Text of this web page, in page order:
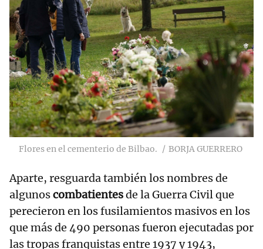
Flores en el cementerio de Bilbao. BORJA GUERRERO
Aparte, resguarda también los nombres de
algunoscombatientesde la Guerra Civil que
perecieron en los fusilamientos masivos en los
que más de 490 personas fueron ejecutadas por
las tropas franquistas entre 1937 y 1943,